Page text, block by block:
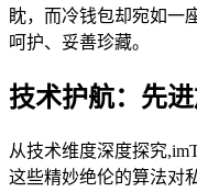
眈，而冷钱包却宛如一
呵护、妥善珍藏。
技术护航：先
从技术维度深度探究
这些精妙绝伦的算法对